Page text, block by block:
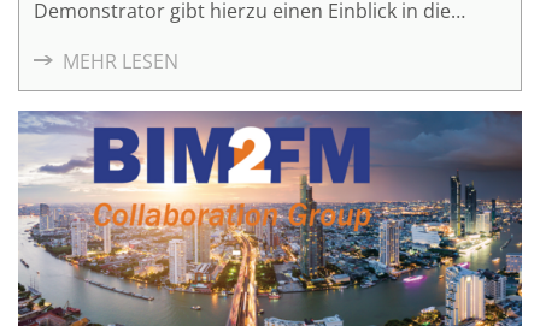
Demonstrator gibt hierzu einen Einblick in die
MEHR LESEN